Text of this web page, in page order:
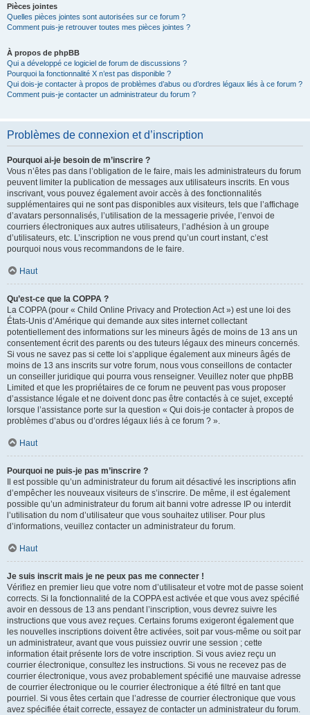
Pièces jointes
Quelles pièces jointes sont autorisées sur ce forum ?
Comment puis-je retrouver toutes mes pièces jointes ?
À propos de phpBB
Qui a développé ce logiciel de forum de discussions ?
Pourquoi la fonctionnalité X n’est pas disponible ?
Qui dois-je contacter à propos de problèmes d’abus ou d’ordres légaux liés à ce forum ?
Comment puis-je contacter un administrateur du forum ?
Problèmes de connexion et d’inscription
Pourquoi ai-je besoin de m’inscrire ?
Vous n’êtes pas dans l’obligation de le faire, mais les administrateurs du forum
peuvent limiter la publication de messages aux utilisateurs inscrits. En vous
inscrivant, vous pouvez également avoir accès à des fonctionnalités
supplémentaires qui ne sont pas disponibles aux visiteurs, tels que l’affichage
d’avatars personnalisés, l’utilisation de la messagerie privée, l’envoi de
courriers électroniques aux autres utilisateurs, l’adhésion à un groupe
d’utilisateurs, etc. L’inscription ne vous prend qu’un court instant, c’est
pourquoi nous vous recommandons de le faire.
Haut
Qu’est-ce que la COPPA ?
La COPPA (pour « Child Online Privacy and Protection Act ») est une loi des
États-Unis d’Amérique qui demande aux sites internet collectant
potentiellement des informations sur les mineurs âgés de moins de 13 ans un
consentement écrit des parents ou des tuteurs légaux des mineurs concernés.
Si vous ne savez pas si cette loi s’applique également aux mineurs âgés de
moins de 13 ans inscrits sur votre forum, nous vous conseillons de contacter
un conseiller juridique qui pourra vous renseigner. Veuillez noter que phpBB
Limited et que les propriétaires de ce forum ne peuvent pas vous proposer
d’assistance légale et ne doivent donc pas être contactés à ce sujet, excepté
lorsque l’assistance porte sur la question « Qui dois-je contacter à propos de
problèmes d’abus ou d’ordres légaux liés à ce forum ? ».
Haut
Pourquoi ne puis-je pas m’inscrire ?
Il est possible qu’un administrateur du forum ait désactivé les inscriptions afin
d’empêcher les nouveaux visiteurs de s’inscrire. De même, il est également
possible qu’un administrateur du forum ait banni votre adresse IP ou interdit
l’utilisation du nom d’utilisateur que vous souhaitez utiliser. Pour plus
d’informations, veuillez contacter un administrateur du forum.
Haut
Je suis inscrit mais je ne peux pas me connecter !
Vérifiez en premier lieu que votre nom d’utilisateur et votre mot de passe soient
corrects. Si la fonctionnalité de la COPPA est activée et que vous avez spécifié
avoir en dessous de 13 ans pendant l’inscription, vous devrez suivre les
instructions que vous avez reçues. Certains forums exigeront également que
les nouvelles inscriptions doivent être activées, soit par vous-même ou soit par
un administrateur, avant que vous puissiez ouvrir une session ; cette
information était présente lors de votre inscription. Si vous aviez reçu un
courrier électronique, consultez les instructions. Si vous ne recevez pas de
courrier électronique, vous avez probablement spécifié une mauvaise adresse
de courrier électronique ou le courrier électronique a été filtré en tant que
pourriel. Si vous êtes certain que l’adresse de courrier électronique que vous
avez spécifiée était correcte, essayez de contacter un administrateur du forum.